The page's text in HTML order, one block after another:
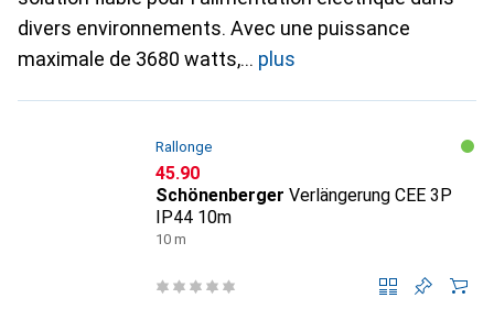
divers environnements. Avec une puissance
maximale de 3680 watts,
plus
Rallonge
CHF
45.90
Schönenberger Verlängerung CEE 3P
IP44 10m
10 m